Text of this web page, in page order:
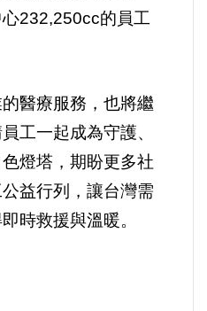
232,250cc的員工
醫療服務，也將繼
工一起成為守護、
燈塔，期盼更多社
益行列，讓台灣需
時救援與溫暖。